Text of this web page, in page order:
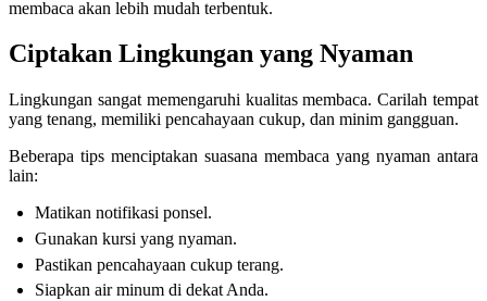
membaca akan lebih mudah terbentuk.
Ciptakan Lingkungan yang Nyaman
Lingkungan sangat memengaruhi kualitas membaca. Carilah tempat
yang tenang, memiliki pencahayaan cukup, dan minim gangguan.
Beberapa tips menciptakan suasana membaca yang nyaman antara
lain:
Matikan notifikasi ponsel.
Gunakan kursi yang nyaman.
Pastikan pencahayaan cukup terang.
Siapkan air minum di dekat Anda.